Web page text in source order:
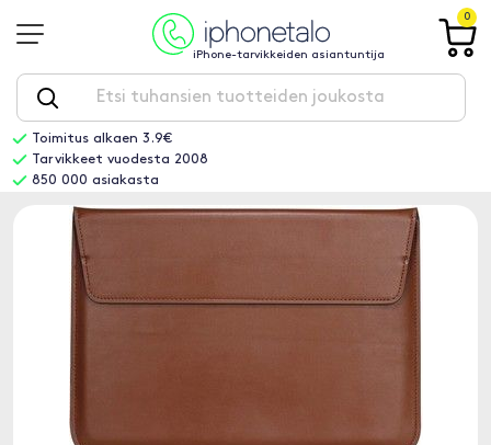
iPhone-tarvikkeiden asiantuntija
0
Toimitus alkaen 3.9€
Tarvikkeet vuodesta 2008
850 000 asiakasta